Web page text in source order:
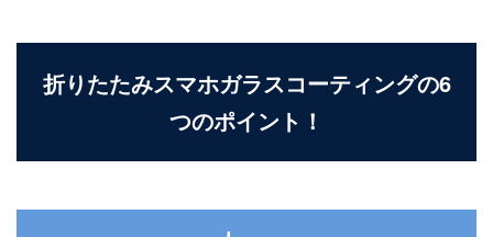
折りたたみスマホガラスコーティングの6
つのポイント！